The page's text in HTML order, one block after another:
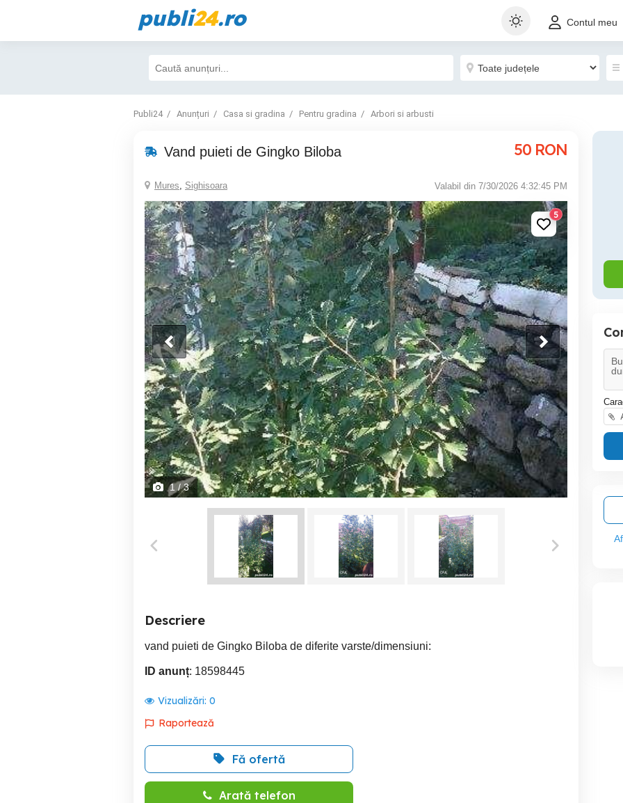
publi24.ro Contul meu
Publi24 Anunțuri Casa si gradina Pentru gradina Arbori si arbusti
Vand puieti de Gingko Biloba 50 RON
Mures, Sighisoara Valabil din 7/30/2026 4:32:45 PM
5
1/ 3
Descriere
vand puieti de Gingko Biloba de diferite varste/dimensiuni:
ID anunț: 18598445
Vizualizări: 0
Raportează
Fă ofertă
Arată telefon